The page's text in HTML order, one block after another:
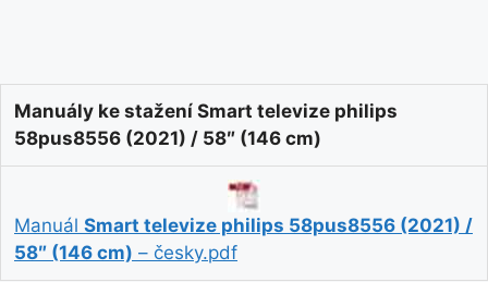
Manuály ke stažení Smart televize philips
58pus8556 (2021) / 58″ (146 cm)
Manuál Smart televize philips 58pus8556 (2021) /
58″ (146 cm) – česky.pdf